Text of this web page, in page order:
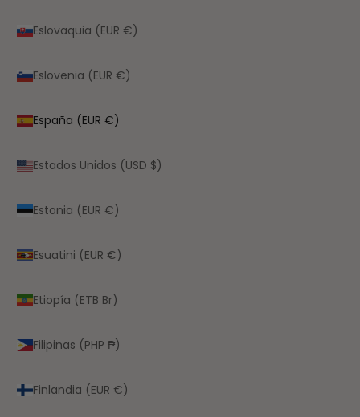
Eslovaquia (EUR €)
Eslovenia (EUR €)
España (EUR €)
Estados Unidos (USD $)
Estonia (EUR €)
Esuatini (EUR €)
Etiopía (ETB Br)
Filipinas (PHP ₱)
Finlandia (EUR €)